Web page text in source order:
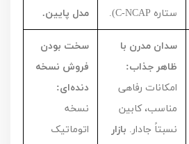
ستاره C-NCAP
).
مدل پایین.
سدان مدرن با
ظاهر جذاب:
امکانات رفاهی
مناسب، کابین
نسبتاً جادار. بازار
سخت بودن
فروش نسخه
دنده‌ای:
نسخه
اتوماتیک